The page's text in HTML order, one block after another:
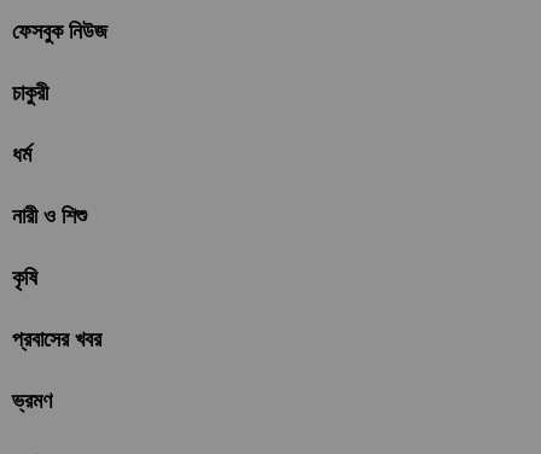
ফেসবুক নিউজ
চাকুরী
ধর্ম
নারী ও শিশু
কৃষি
প্রবাসের খবর
ভ্রমণ